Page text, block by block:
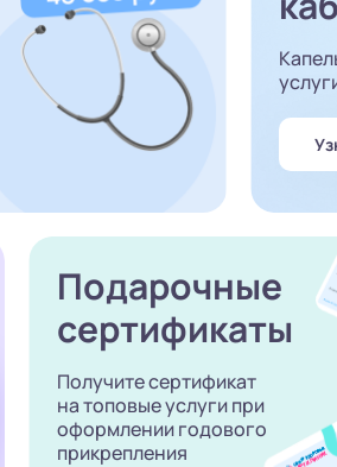
Подарочные
сертификаты
Получите сертификат
на топовые услуги при
оформлении годового
прикрепления